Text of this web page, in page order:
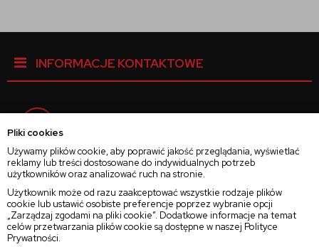
Pliki cookies
Używamy plików cookie, aby poprawić jakość przeglądania, wyświetlać
reklamy lub treści dostosowane do indywidualnych potrzeb
użytkowników oraz analizować ruch na stronie.
Użytkownik może od razu zaakceptować wszystkie rodzaje plików
cookie lub ustawić osobiste preferencje poprzez wybranie opcji
„Zarządzaj zgodami na pliki cookie”. Dodatkowe informacje na temat
celów przetwarzania plików cookie są dostępne w naszej Polityce
Prywatności.
INFORMACJE KONTAKTOWE
Instagram
Twitter